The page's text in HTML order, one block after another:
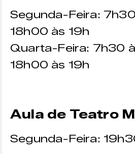
Segunda-Feira:
18h00 às 19h
Quarta-Feira: 7h30
18h00 às 19h
Aula de Teatro
Segunda-Feira: